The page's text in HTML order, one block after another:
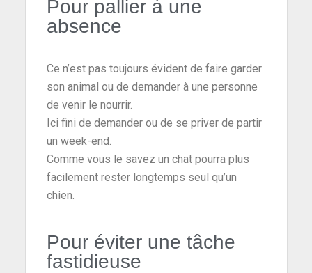
Pour pallier à une
absence
Ce n’est pas toujours évident de faire garder
son animal ou de demander à une personne
de venir le nourrir.
Ici fini de demander ou de se priver de partir
un week-end.
Comme vous le savez un chat pourra plus
facilement rester longtemps seul qu’un
chien.
Pour éviter une tâche
fastidieuse